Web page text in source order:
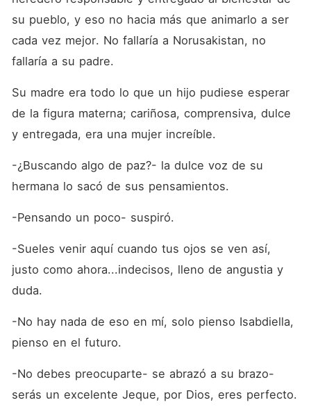
su pueblo, y eso no hacia más que animarlo a ser
cada vez mejor. No fallaría a Norusakistan, no
fallaría a su padre.
Su madre era todo lo que un hijo pudiese esperar
de la figura materna; cariñosa, comprensiva, dulce
y entregada, era una mujer increíble.
-¿Buscando algo de paz?- la dulce voz de su
hermana lo sacó de sus pensamientos.
-Pensando un poco- suspiró.
-Sueles venir aquí cuando tus ojos se ven así,
justo como ahora...indecisos, lleno de angustia y
duda.
-No hay nada de eso en mí, solo pienso Isabdiella,
pienso en el futuro.
-No debes preocuparte- se abrazó a su brazo-
serás un excelente Jeque, por Dios, eres perfecto.